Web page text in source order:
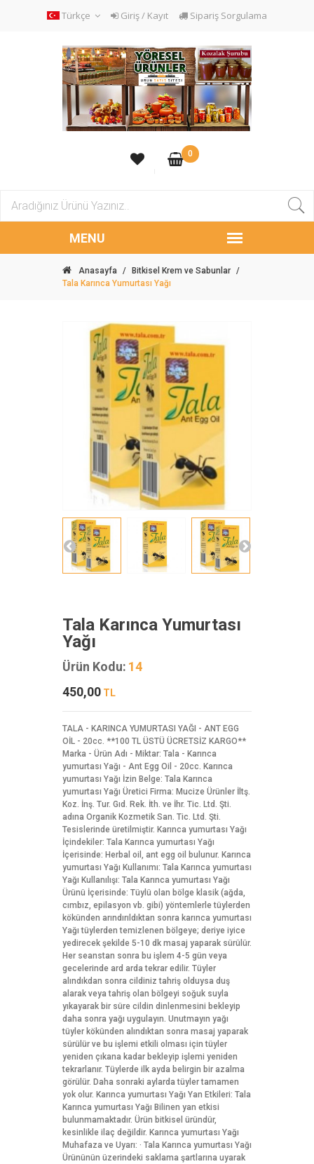
Türkçe Giriş / Kayıt Sipariş Sorgulama
0
Anasayfa / Bitkisel Krem ve Sabunlar /
Tala Karınca Yumurtası Yağı
Tala Karınca Yumurtası
Yağı
Ürün Kodu: 14
450,00 TL
TALA - KARINCA YUMURTASI YAĞI - ANT EGG
OİL - 20cc. **100 TL ÜSTÜ ÜCRETSİZ KARGO**
Marka - Ürün Adı - Miktar: Tala - Karınca
yumurtası Yağı - Ant Egg Oil - 20cc. Karınca
yumurtası Yağı İzin Belge: Tala Karınca
yumurtası Yağı Üretici Firma: Mucize Ürünler İltş.
Koz. İnş. Tur. Gıd. Rek. İth. ve İhr. Tic. Ltd. Şti.
adına Organik Kozmetik San. Tic. Ltd. Şti.
Tesislerinde üretilmiştir. Karınca yumurtası Yağı
İçindekiler: Tala Karınca yumurtası Yağı
İçerisinde: Herbal oil, ant egg oil bulunur. Karınca
yumurtası Yağı Kullanımı: Tala Karınca yumurtası
Yağı Kullanılışı: Tala Karınca yumurtası Yağı
Ürünü İçerisinde: Tüylü olan bölge klasik (ağda,
cımbız, epilasyon vb. gibi) yöntemlerle tüylerden
kökünden arındırıldıktan sonra karınca yumurtası
Yağı tüylerden temizlenen bölgeye; deriye iyice
yedirecek şekilde 5-10 dk masaj yaparak sürülür.
Her seanstan sonra bu işlem 4-5 gün veya
gecelerinde ard arda tekrar edilir. Tüyler
alındıkdan sonra cildiniz tahriş olduysa duş
alarak veya tahriş olan bölgeyi soğuk suyla
yıkayarak bir süre cildin dinlenmesini bekleyip
daha sonra yağı uygulayın. Unutmayın yağı
tüyler kökünden alındıktan sonra masaj yaparak
sürülür ve bu işlemi etkili olması için tüyler
yeniden çıkana kadar bekleyip işlemi yeniden
tekrarlanır. Tüylerde ilk ayda belirgin bir azalma
görülür. Daha sonraki aylarda tüyler tamamen
yok olur. Karınca yumurtası Yağı Yan Etkileri: Tala
Karınca yumurtası Yağı Bilinen yan etkisi
bulunmamaktadır. Ürün bitkisel üründür,
kesinlikle ilaç değildir. Karınca yumurtası Yağı
Muhafaza ve Uyarı: · Tala Karınca yumurtası Yağı
Ürününün üzerindeki saklama şartlarına uyarak